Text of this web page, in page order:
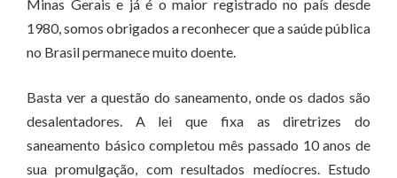
Minas Gerais e já é o maior registrado no país desde
1980, somos obrigados a reconhecer que a saúde pública
no Brasil permanece muito doente.
Basta ver a questão do saneamento, onde os dados são
desalentadores. A lei que fixa as diretrizes do
saneamento básico completou mês passado 10 anos de
sua promulgação, com resultados medíocres. Estudo